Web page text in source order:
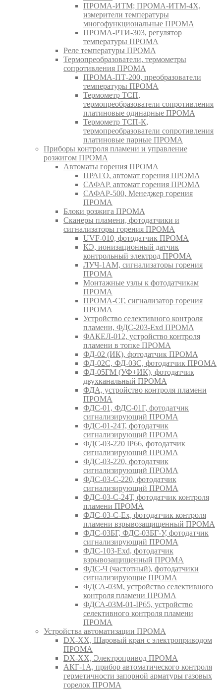
ПРОМА-ИТМ; ПРОМА-ИТМ-4Х,
измерители температуры
многофункциональные ПРОМА
ПРОМА-РТИ-303, регулятор
температуры ПРОМА
Реле температуры ПРОМА
Термопреобразователи, термометры
сопротивления ПРОМА
ПРОМА-ПТ-200, преобразователи
температуры ПРОМА
Термометр ТСП,
термопреобразователи сопротивления
платиновые одинарные ПРОМА
Термометр ТСП-К,
термопреобразователи сопротивления
платиновые парные ПРОМА
Приборы контроля пламени и управление
розжигом ПРОМА
Автоматы горения ПРОМА
ПРАГО, автомат горения ПРОМА
САФАР, автомат горения ПРОМА
САФАР-500, Менеджер горения
ПРОМА
Блоки розжига ПРОМА
Сканеры пламени, фотодатчики и
сигнализаторы горения ПРОМА
UVF-010, фотодатчик ПРОМА
КЭ, ионизационный датчик
контрольный электрод ПРОМА
ЛУЧ-1АМ, сигнализаторы горения
ПРОМА
Монтажные узлы к фотодатчикам
ПРОМА
ПРОМА-СГ, сигнализатор горения
ПРОМА
Устройство селективного контроля
пламени, ФДС-203-Exd ПРОМА
ФАКЕЛ-012, устройство контроля
пламени в топке ПРОМА
ФД-02 (ИК), фотодатчик ПРОМА
ФД-02С, ФД-03С, фотодатчик ПРОМА
ФД-05ГМ (УФ+ИК), фотодатчик
двухканальный ПРОМА
ФДА, устройство контроля пламени
ПРОМА
ФДС-01, ФДС-01Г, фотодатчик
сигнализирующий ПРОМА
ФДС-01-24Т, фотодатчик
сигнализирующий ПРОМА
ФДС-03-220 IP66, фотодатчик
сигнализирующий ПРОМА
ФДС-03-220, фотодатчик
сигнализирующий ПРОМА
ФДС-03-С-220, фотодатчик
сигнализирующий ПРОМА
ФДС-03-С-24Т, фотодатчик контроля
пламени ПРОМА
ФДС-03-С-Ex, фотодатчик контроля
пламени взрывозащищенный ПРОМА
ФДС-03БГ, ФДС-03БГ-У, фотодатчик
сигнализирующий ПРОМА
ФДС-103-Ехd, фотодатчик
взрывозащищенный ПРОМА
ФДС-Ч (частотный), фотодатчики
сигнализирующие ПРОМА
ФДСА-03М, устройство селективного
контроля пламени ПРОМА
ФДСА-03М-01-IP65, устройство
селективного контроля пламени
ПРОМА
Устройства автоматизации ПРОМА
DX-XX, Шаровый кран c электроприводом
ПРОМА
DX-XX, Электропривод ПРОМА
АКГ-1А, прибор автоматического контроля
герметичности запорной арматуры газовых
горелок ПРОМА